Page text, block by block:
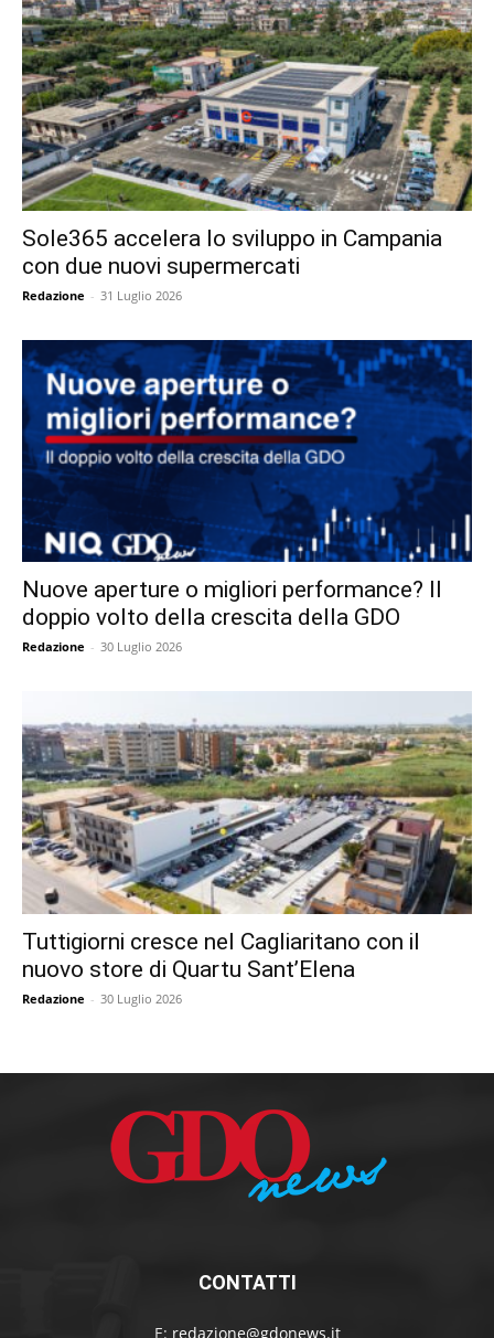
Sole365 accelera lo sviluppo in Campania
con due nuovi supermercati
Redazione - 31 Luglio 2026
Nuove aperture o migliori performance? Il
doppio volto della crescita della GDO
Redazione - 30 Luglio 2026
Tuttigiorni cresce nel Cagliaritano con il
nuovo store di Quartu Sant’Elena
Redazione - 30 Luglio 2026
CONTATTI
E: redazione@gdonews.it